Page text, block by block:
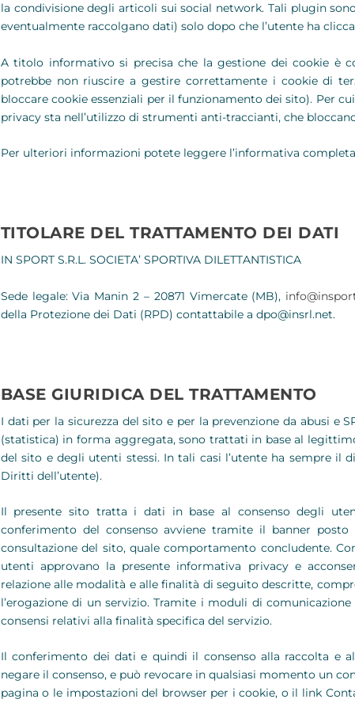
la condivisione degli articoli sui social network. Tali plugin
eventualmente raccolgano dati) solo dopo che l’utente ha
A titolo informativo si precisa che la gestione dei cookie è
potrebbe non riuscire a gestire correttamente i cookie di
bloccare cookie essenziali per il funzionamento dei sito). Per
privacy sta nell’utilizzo di strumenti anti-traccianti, che
Per ulteriori informazioni potete leggere l’informativa
TITOLARE DEL TRATTAMENTO DEI DATI
IN SPORT S.R.L. SOCIETA’ SPORTIVA DILETTANTISTICA
Sede legale: Via Manin 2 – 20871 Vimercate (MB),
della Protezione dei Dati (RPD) contattabile a dpo@insrl.net.
BASE GIURIDICA DEL TRATTAMENTO
I dati per la sicurezza del sito e per la prevenzione da abusi e
(statistica) in forma aggregata, sono trattati in base al
del sito e degli utenti stessi. In tali casi l’utente ha sempre
Diritti dell’utente).
Il presente sito tratta i dati in base al consenso degli
conferimento del consenso avviene tramite il banner
consultazione del sito, quale comportamento concludente.
utenti approvano la presente informativa privacy e
relazione alle modalità e alle finalità di seguito descritte,
l’erogazione di un servizio. Tramite i moduli di
consensi relativi alla finalità specifica del servizio.
Il conferimento dei dati e quindi il consenso alla raccolta e
negare il consenso, e può revocare in qualsiasi momento un
pagina o le impostazioni del browser per i cookie, o il link